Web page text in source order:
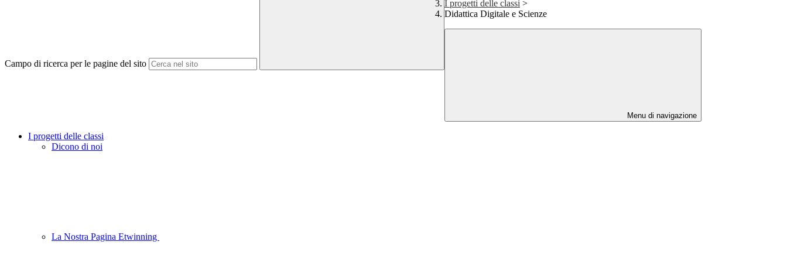
Campo di ricerca per le pagine del sito
I progetti delle classi >
Didattica Digitale e Scienze
Menu di navigazione
I progetti delle classi
Dicono di noi
La Nostra Pagina Etwinning